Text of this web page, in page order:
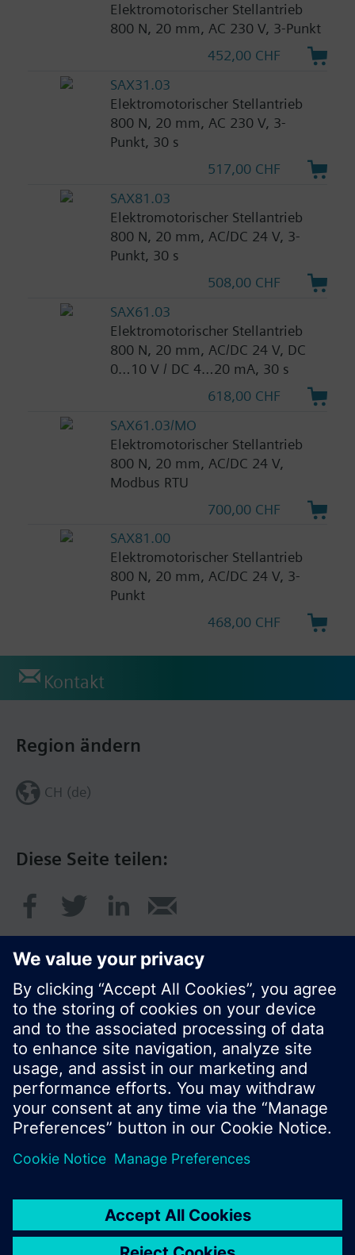
Elektromotorischer Stellantrieb
800 N, 20 mm, AC 230 V, 3-Punkt
452,00 CHF
SAX31.03
Elektromotorischer Stellantrieb
800 N, 20 mm, AC 230 V, 3-
Punkt, 30 s
517,00 CHF
SAX81.03
Elektromotorischer Stellantrieb
800 N, 20 mm, AC/DC 24 V, 3-
Punkt, 30 s
508,00 CHF
SAX61.03
Elektromotorischer Stellantrieb
800 N, 20 mm, AC/DC 24 V, DC
0…10 V / DC 4…20 mA, 30 s
618,00 CHF
SAX61.03/MO
Elektromotorischer Stellantrieb
800 N, 20 mm, AC/DC 24 V,
Modbus RTU
700,00 CHF
SAX81.00
Elektromotorischer Stellantrieb
800 N, 20 mm, AC/DC 24 V, 3-
Punkt
468,00 CHF
Kontakt
Diese Seite teilen:
Region ändern
CH (de)
© Siemens Schweiz AG 2017
Produktangebot und Preise können pro Land
variieren.
Nutzungsbedingungen